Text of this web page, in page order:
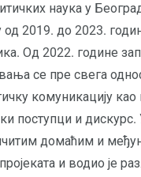
наука у
2019. до 2023.
Од 2022. године
се пре свега
комуникацију
поступци и
домаћим и
и водио је